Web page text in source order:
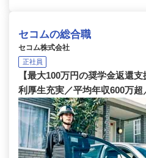
セコムの総合職
セコム株式会社
正社員
【最大100万円の奨学金返還
利厚生充実／平均年収600万超